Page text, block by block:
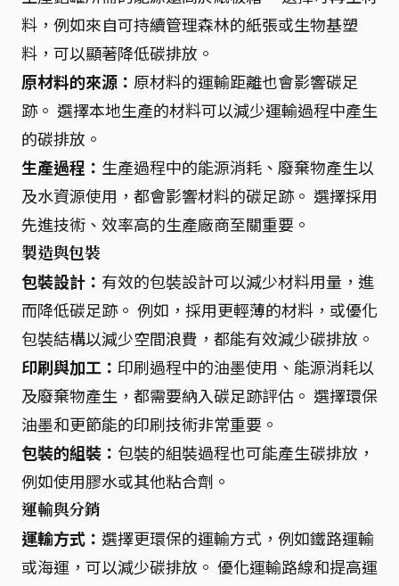
料，例如來自可持續管理森林的紙張或生物基塑
料，可以顯著降低碳排放。
原材料的來源： 原材料的運輸距離也會影響碳足
跡。 選擇本地生產的材料可以減少運輸過程中產生
的碳排放。
生產過程： 生產過程中的能源消耗、廢棄物產生以
及水資源使用，都會影響材料的碳足跡。 選擇採用
先進技術、效率高的生產廠商至關重要。
製造與包裝
包裝設計： 有效的包裝設計可以減少材料用量，進
而降低碳足跡。 例如，採用更輕薄的材料，或優化
包裝結構以減少空間浪費，都能有效減少碳排放。
印刷與加工： 印刷過程中的油墨使用、能源消耗以
及廢棄物產生，都需要納入碳足跡評估。 選擇環保
油墨和更節能的印刷技術非常重要。
包裝的組裝： 包裝的組裝過程也可能產生碳排放，
例如使用膠水或其他粘合劑。
運輸與分銷
運輸方式： 選擇更環保的運輸方式，例如鐵路運輸
或海運，可以減少碳排放。 優化運輸路線和提高運